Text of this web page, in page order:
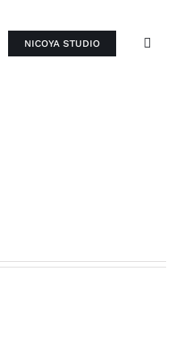
NICOYA STUDIO